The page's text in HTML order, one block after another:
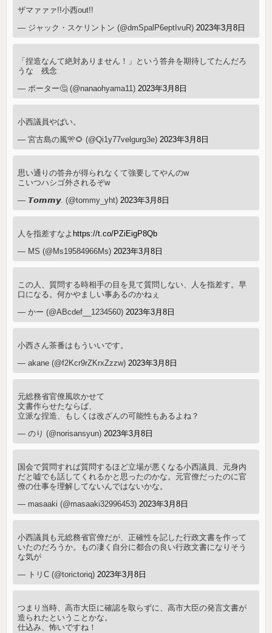
ザマァァァ!!小西out!!
— ジャック・スケリントン (@dmSpalP6eptIvuR) 2023年3月8日
「捏造なんて絶対ありません！」という答弁を期待してたんだろ
うな 残念
— ポーター🤔 (@nanaohyama11) 2023年3月8日
小西議員やばい。
— 宮古島の風🎌🌻 (@Qi1y77velgurg3e) 2023年3月8日
思い通りの答弁が得られなくて強要してやんのw
こいつハシゴ外されるぞw
— 𝙏𝙤𝙢𝙢𝙮. (@tommy_yht) 2023年3月8日
人を指差すなよ https://t.co/PZiEigP8Qb
— MS (@Ms19584966Ms) 2023年3月8日
この人、質問する時相手の目を見て質問しない、人を指差す。早
口になる。何かやましい事あるのかねぇ
— かー (@ABcdef__1234560) 2023年3月8日
小西さん茶番はもういいです。
— akane (@f2Kcr9rZKrxZzzw) 2023年3月8日
元総務省官僚風吹かせて
文書作らせたならば、
立派な捏造、もしくは改ざんの可能性もあるよね？
— のり (@norisansyun) 2023年3月8日
国会で質問すれば質問するほど立場が悪くなる小西議員、元身内
だと嘘でも話してくれるかと思ったのかな。元官僚だったのに官
僚の仕事を理解してないんではないかな。
— masaaki (@masaaki32996453) 2023年3月8日
小西議員も元総務省官僚だが、正確性を記した行政文書を作って
いたのだろうか。もの凄く自分に都合の良い行政文書になりそう
な気が
— トリC (@torictoriq) 2023年3月8日
つまり当時、高市大臣に確認を取らずに、高市大臣の発言文書が
造られたということかな。
仕込み、怖いですね！